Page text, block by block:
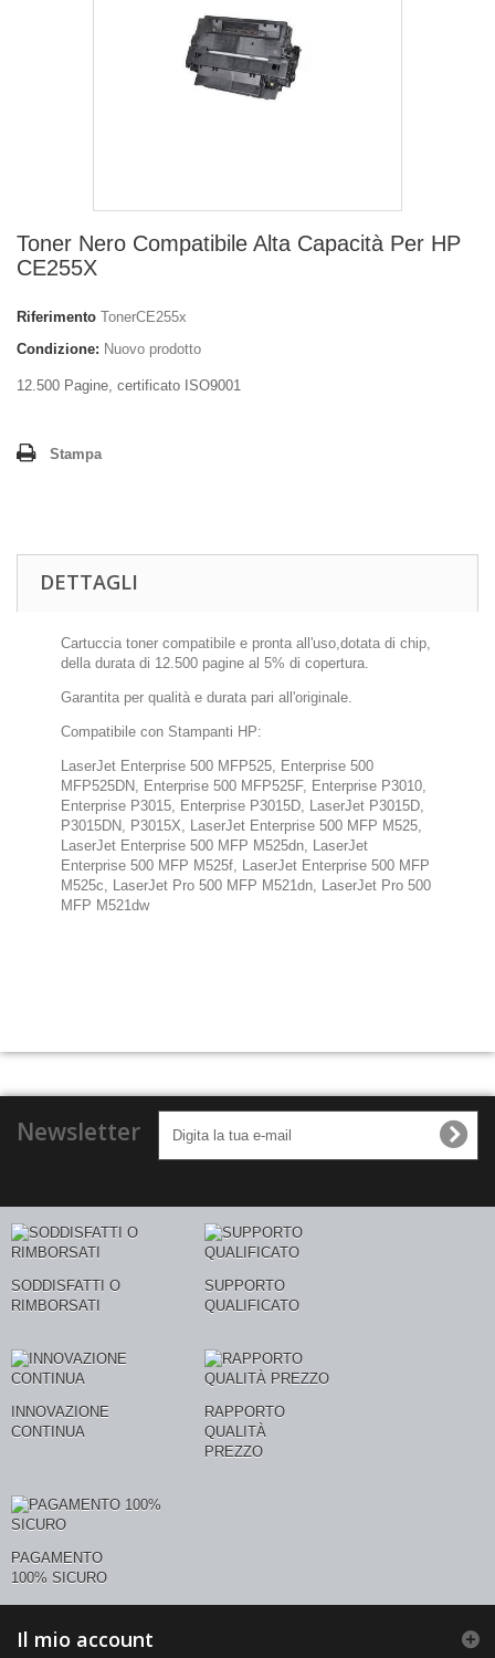
Toner Nero Compatibile Alta Capacità Per HP
CE255X
Riferimento TonerCE255x
Condizione: Nuovo prodotto
12.500 Pagine, certificato ISO9001
Stampa
DETTAGLI
Cartuccia toner compatibile e pronta all'uso,dotata di chip,
della durata di 12.500 pagine al 5% di copertura.
Garantita per qualità e durata pari all'originale.
Compatibile con Stampanti HP:
LaserJet Enterprise 500 MFP525, Enterprise 500
MFP525DN, Enterprise 500 MFP525F, Enterprise P3010,
Enterprise P3015, Enterprise P3015D, LaserJet P3015D,
P3015DN, P3015X, LaserJet Enterprise 500 MFP M525,
LaserJet Enterprise 500 MFP M525dn, LaserJet
Enterprise 500 MFP M525f, LaserJet Enterprise 500 MFP
M525c, LaserJet Pro 500 MFP M521dn, LaserJet Pro 500
MFP M521dw
Newsletter
SODDISFATTI O
RIMBORSATI
SUPPORTO
QUALIFICATO
INNOVAZIONE
CONTINUA
RAPPORTO
QUALITÀ
PREZZO
PAGAMENTO
100% SICURO
Il mio account